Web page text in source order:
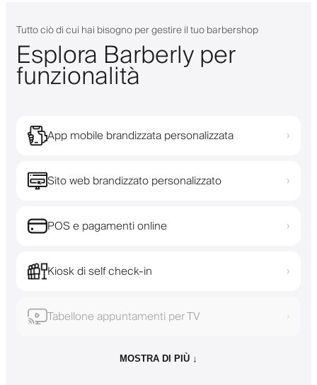
Tutto ciò di cui hai bisogno per gestire il tuo barbershop
Esplora Barberly per
funzionalità
App mobile brandizzata personalizzata ›
Sito web brandizzato personalizzato ›
POS e pagamenti online ›
Kiosk di self check-in ›
Tabellone appuntamenti per TV ›
MOSTRA DI PIÙ ↓